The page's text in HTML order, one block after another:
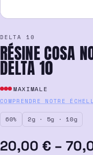
DELTA 10
RÉSINE COSA
DELTA 10
MAXIMALE
COMPRENDRE NOTRE
60% 2g · 5g · 10g
20,00 € –
Plage